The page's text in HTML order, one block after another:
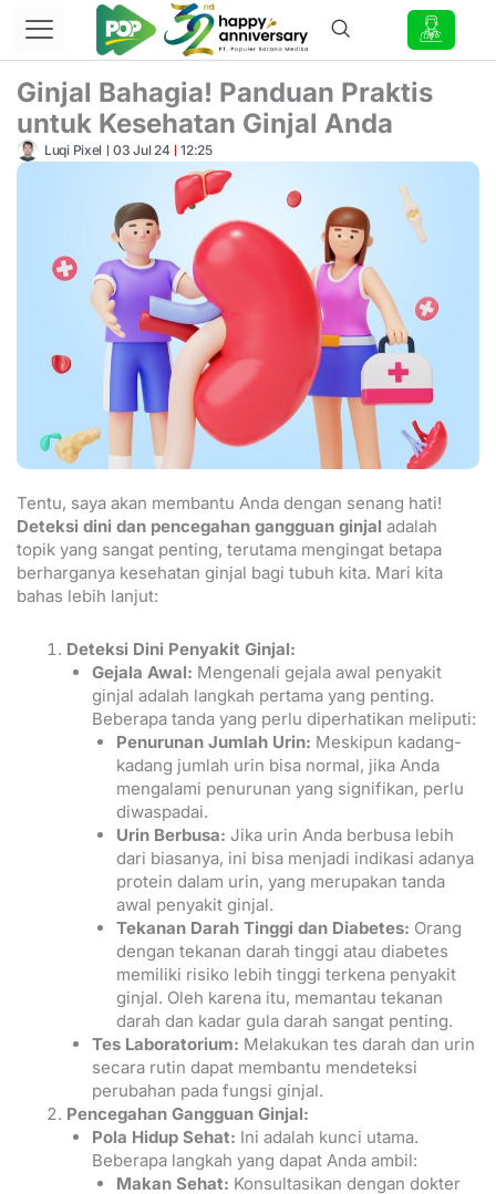
Lewati
konten
Ginjal Bahagia! Panduan Praktis
untuk Kesehatan Ginjal Anda
Luqi Pixel 03 Jul 24 12:25
Tentu, saya akan membantu Anda dengan senang hati!
Deteksi dini dan pencegahan gangguan ginjal adalah
topik yang sangat penting, terutama mengingat betapa
berharganya kesehatan ginjal bagi tubuh kita. Mari kita
bahas lebih lanjut:
Deteksi Dini Penyakit Ginjal:
Gejala Awal: Mengenali gejala awal penyakit
ginjal adalah langkah pertama yang penting.
Beberapa tanda yang perlu diperhatikan meliputi:
Penurunan Jumlah Urin: Meskipun kadang-
kadang jumlah urin bisa normal, jika Anda
mengalami penurunan yang signifikan, perlu
diwaspadai.
Urin Berbusa: Jika urin Anda berbusa lebih
dari biasanya, ini bisa menjadi indikasi adanya
protein dalam urin, yang merupakan tanda
awal penyakit ginjal.
Tekanan Darah Tinggi dan Diabetes: Orang
dengan tekanan darah tinggi atau diabetes
memiliki risiko lebih tinggi terkena penyakit
ginjal. Oleh karena itu, memantau tekanan
darah dan kadar gula darah sangat penting.
Tes Laboratorium: Melakukan tes darah dan urin
secara rutin dapat membantu mendeteksi
perubahan pada fungsi ginjal.
Pencegahan Gangguan Ginjal:
Pola Hidup Sehat: Ini adalah kunci utama.
Beberapa langkah yang dapat Anda ambil:
Makan Sehat: Konsultasikan dengan dokter